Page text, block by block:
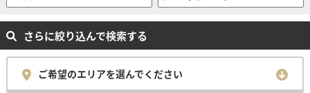
さらに絞り込んで検索する
ご希望のエリアを選んでください